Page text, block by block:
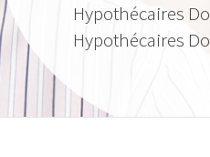
Hypothécaires
Hypothécaires